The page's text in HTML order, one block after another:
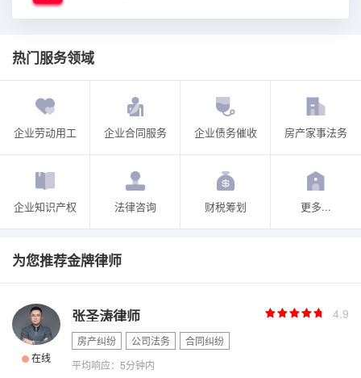
热门服务领域
企业劳动用工 企业合同服务 企业债务催收 房产家事法务
企业知识产权 法律咨询 财税筹划 更多...
为您推荐金牌律师
在线
4.9
张圣涛律师
房产纠纷 公司法务
合同纠纷
平均响应：5分钟内